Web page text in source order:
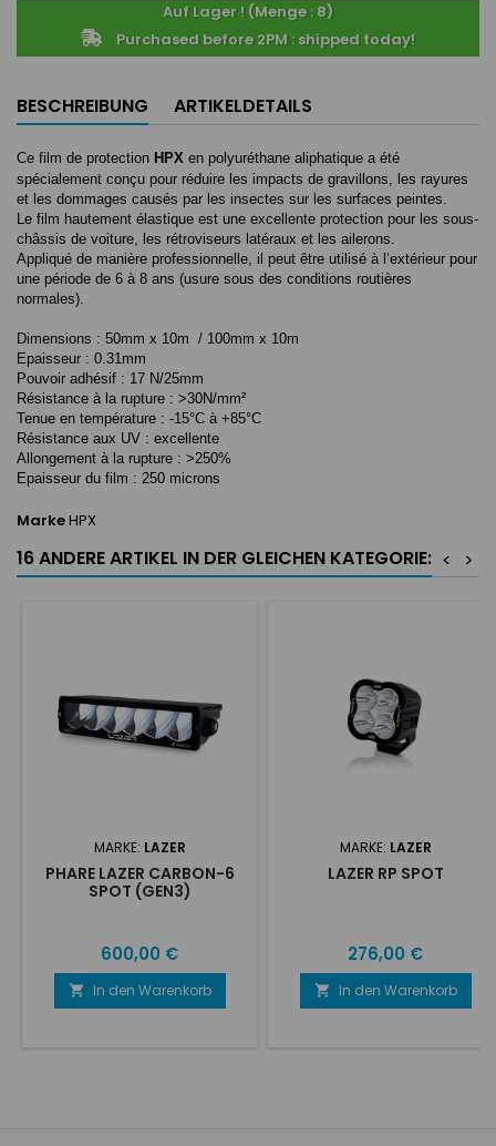
Auf Lager ! (Menge : 8)
Purchased before 2PM : shipped today!
BESCHREIBUNG ARTIKELDETAILS
Ce film de protection HPX en polyuréthane aliphatique a été
spécialement conçu pour réduire les impacts de gravillons, les rayures
et les dommages causés par les insectes sur les surfaces peintes.
Le film hautement élastique est une excellente protection pour les sous-
châssis de voiture, les rétroviseurs latéraux et les ailerons.
Appliqué de manière professionnelle, il peut être utilisé à l’extérieur pour
une période de 6 à 8 ans (usure sous des conditions routières
normales).
Dimensions : 50mm x 10m / 100mm x 10m
Epaisseur : 0.31mm
Pouvoir adhésif : 17 N/25mm
Résistance à la rupture : >30N/mm²
Tenue en température : -15°C à +85°C
Résistance aux UV : excellente
Allongement à la rupture : >250%
Epaisseur du film : 250 microns
MarkeHPX
16 ANDERE ARTIKEL IN DER GLEICHEN KATEGORIE: >
<
MARKE: LAZER
PHARE LAZER CARBON-6
SPOT (GEN3)
Preis
600,00 €
 In den Warenkorb
MARKE: LAZER
LAZER RP SPOT
Preis
276,00 €
 In den Warenkorb